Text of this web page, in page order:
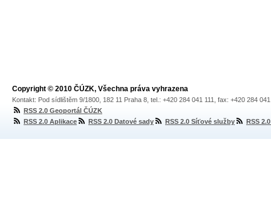
Copyright © 2010 ČÚZK, Všechna práva vyhrazena
Kontakt: Pod sídlištěm 9/1800, 182 11 Praha 8, tel.: +420 284 041 111, fax: +420 284
RSS 2.0 Geoportál ČÚZK
RSS 2.0 Aplikace
RSS 2.0 Datové sady RSS 2.0 Síťové služby RSS